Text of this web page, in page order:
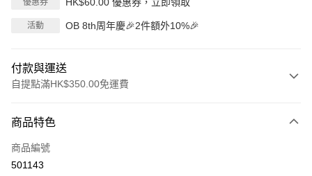
優惠券
活動 OB 8th周年慶🎉2件額外10%🎉
付款與運送
自提點滿HK$350.00免運費
信用卡
Apple Pay
商品特色
商品編號
501143